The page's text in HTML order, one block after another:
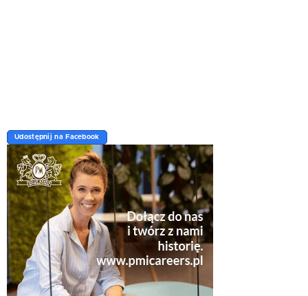
Udostępnij na Facebook